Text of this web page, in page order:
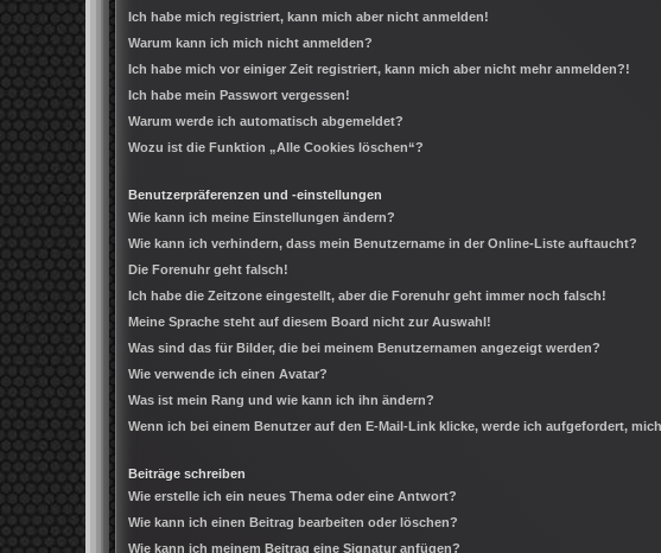
Ich habe mich registriert, kann mich aber nicht anmelden!
Warum kann ich mich nicht anmelden?
Ich habe mich vor einiger Zeit registriert, kann mich aber nicht mehr anmelden?!
Ich habe mein Passwort vergessen!
Warum werde ich automatisch abgemeldet?
Wozu ist die Funktion „Alle Cookies löschen“?
Benutzerpräferenzen und -einstellungen
Wie kann ich meine Einstellungen ändern?
Wie kann ich verhindern, dass mein Benutzername in der Online-Liste auftaucht?
Die Forenuhr geht falsch!
Ich habe die Zeitzone eingestellt, aber die Forenuhr geht immer noch falsch!
Meine Sprache steht auf diesem Board nicht zur Auswahl!
Was sind das für Bilder, die bei meinem Benutzernamen angezeigt werden?
Wie verwende ich einen Avatar?
Was ist mein Rang und wie kann ich ihn ändern?
Wenn ich bei einem Benutzer auf den E-Mail-Link klicke, werde ich aufgefordert,
Beiträge schreiben
Wie erstelle ich ein neues Thema oder eine Antwort?
Wie kann ich einen Beitrag bearbeiten oder löschen?
Wie kann ich meinem Beitrag eine Signatur anfügen?